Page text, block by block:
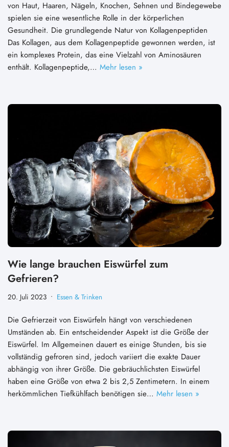
von Haut, Haaren, Nägeln, Knochen, Sehnen und Bindegewebe
spielen sie eine wesentliche Rolle in der körperlichen
Gesundheit. Die grundlegende Natur von Kollagenpeptiden
Das Kollagen, aus dem Kollagenpeptide gewonnen werden, ist
ein komplexes Protein, das eine Vielzahl von Aminosäuren
enthält. Kollagenpeptide,… Mehr lesen »
Wie lange brauchen Eiswürfel zum
Gefrieren?
20. Juli 2023 Essen & Trinken
Die Gefrierzeit von Eiswürfeln hängt von verschiedenen
Umständen ab. Ein entscheidender Aspekt ist die Größe der
Eiswürfel. Im Allgemeinen dauert es einige Stunden, bis sie
vollständig gefroren sind, jedoch variiert die exakte Dauer
abhängig von ihrer Größe. Die gebräuchlichsten Eiswürfel
haben eine Größe von etwa 2 bis 2,5 Zentimetern. In einem
herkömmlichen Tiefkühlfach benötigen sie… Mehr lesen »